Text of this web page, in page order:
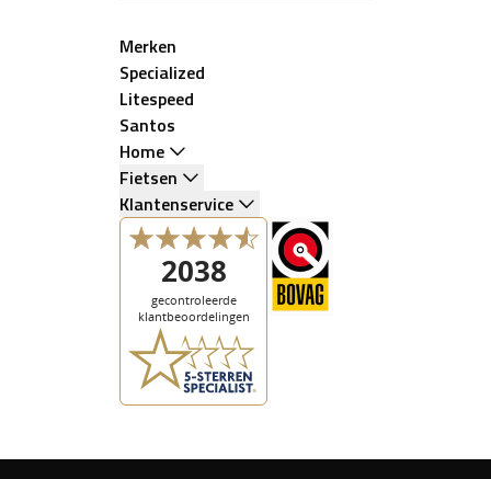
Merken
Specialized
Litespeed
Santos
Home
Fietsen
Klantenservice